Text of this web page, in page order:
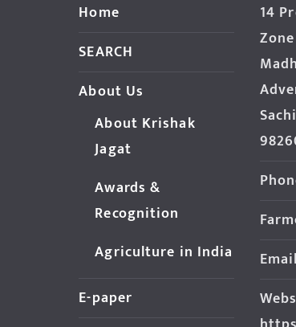
Home
SEARCH
About Us
About Krishak
Jagat
Awards &
Recognition
Agriculture in India
E-paper
14